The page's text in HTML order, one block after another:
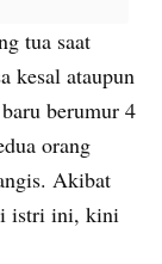
tua saat
kesal ataupun
berumur 4
orang
Akibat
istri ini, kini